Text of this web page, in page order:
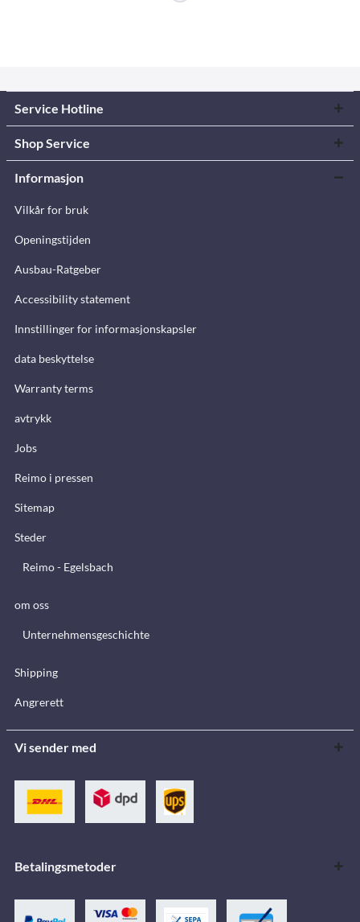
Service Hotline
Shop Service
Informasjon
Vilkår for bruk
Openingstijden
Ausbau-Ratgeber
Accessibility statement
Innstillinger for informasjonskapsler
data beskyttelse
Warranty terms
avtrykk
Jobs
Reimo i pressen
Sitemap
Steder
Reimo - Egelsbach
om oss
Unternehmensgeschichte
Shipping
Angrerett
Vi sender med
Betalingsmetoder